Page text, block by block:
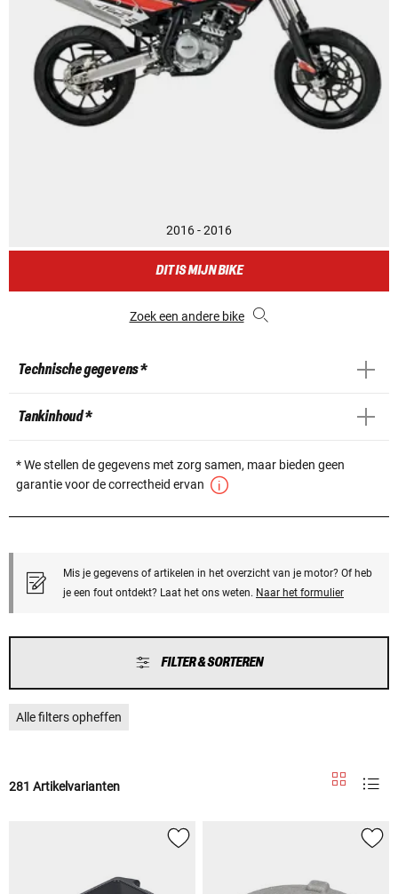
2016 - 2016
DIT IS MIJN BIKE
Zoek een andere bike
Technische gegevens *
Tankinhoud *
* We stellen de gegevens met zorg samen, maar bieden geen
garantie voor de correctheid ervan
Mis je gegevens of artikelen in het overzicht van je motor? Of heb
je een fout ontdekt? Laat het ons weten. Naar het formulier
FILTER & SORTEREN
Alle filters opheffen
281 Artikelvarianten